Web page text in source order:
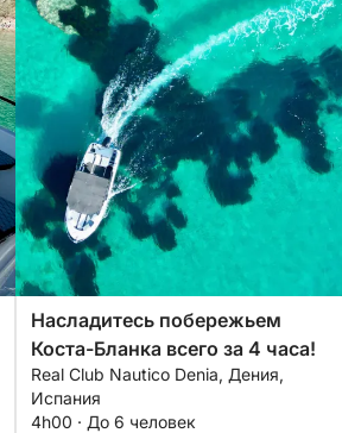
Насладитесь побережьем
Коста-Бланка всего за 4 часа!
Real Club Nautico Denia, Дения,
Испания
4h00 · До 6 человек